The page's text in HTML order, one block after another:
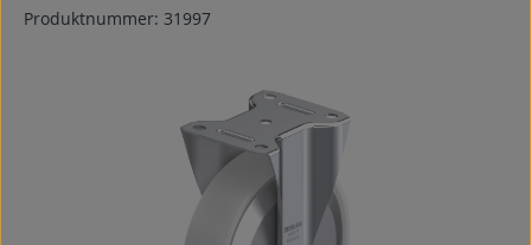
Produktnummer: 31997